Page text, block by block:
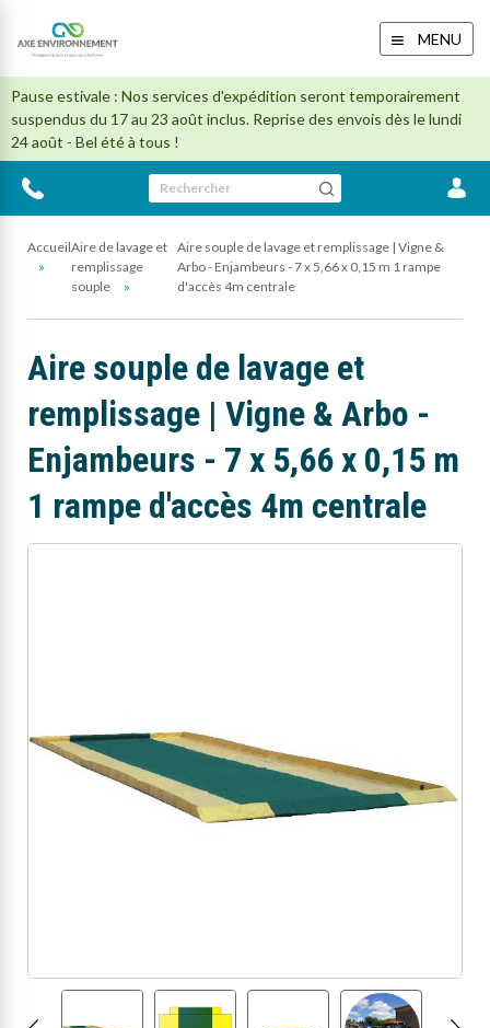
Pause estivale : Nos services d'expédition seront temporairement
suspendus du 17 au 23 août inclus. Reprise des envois dès le lundi
24 août - Bel été à tous !
MENU
Rechercher
AccueilAire de lavage et
remplissage
souple
Aire souple de lavage et remplissage | Vigne &
Arbo - Enjambeurs - 7 x 5,66 x 0,15 m 1 rampe
d'accès 4m centrale
Aire souple de lavage et
remplissage | Vigne & Arbo -
Enjambeurs - 7 x 5,66 x 0,15 m
1 rampe d'accès 4m centrale